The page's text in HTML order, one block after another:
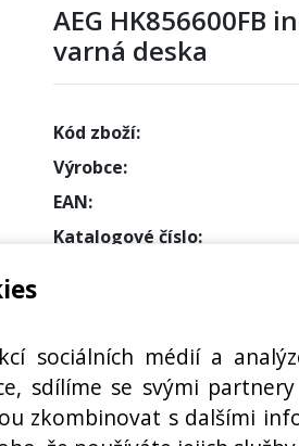
sociálních médií a
sdílíme se svými
zkombinovat s dalšími
AEG HK856600FB
varná deska
Kód zboží:
Výrobce:
EAN:
Katalogové číslo: